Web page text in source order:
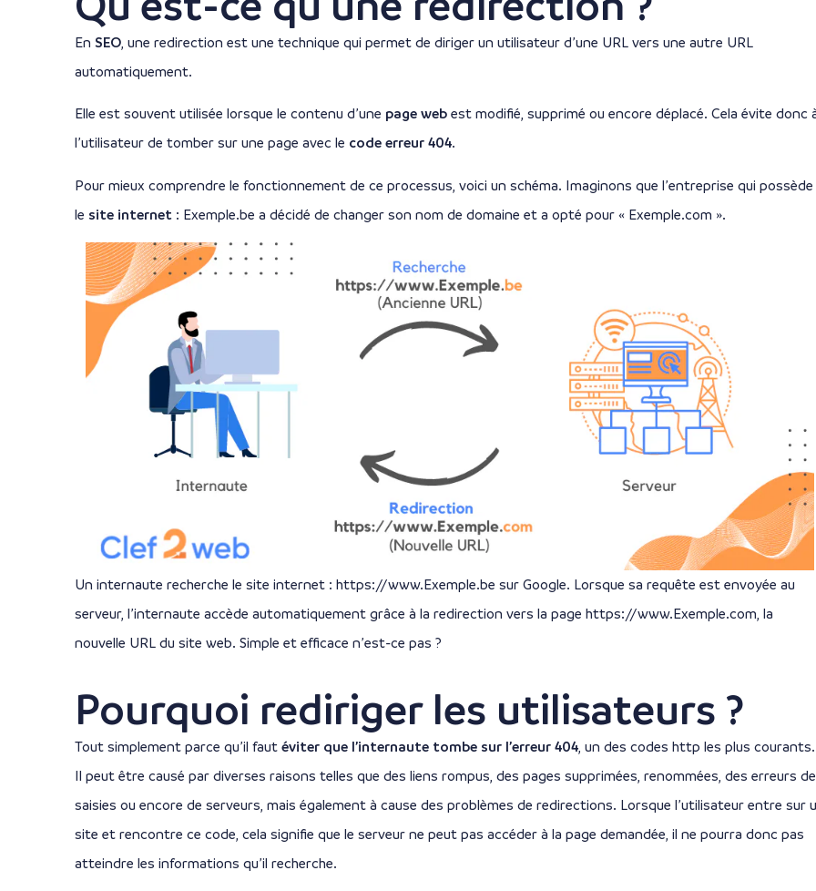
En SEO , une redirection est une technique qui permet de diriger un utilisateur d’une URL vers une autre URL
automatiquement.
Elle est souvent utilisée lorsque le contenu d’une page web est modifié, supprimé ou encore déplacé. Cela évite donc
l’utilisateur de tomber sur une page avec le code erreur 404.
Pour mieux comprendre le fonctionnement de ce processus, voici un schéma. Imaginons que l’entreprise qui possède
le site internet : Exemple.be a décidé de changer son nom de domaine et a opté pour « Exemple.com ».
Un internaute recherche le site internet : https://www.Exemple.be sur Google. Lorsque sa requête est envoyée au
serveur, l’internaute accède automatiquement grâce à la redirection vers la page https://www.Exemple.com, la
nouvelle URL du site web. Simple et efficace n’est-ce pas ?
Pourquoi rediriger les utilisateurs ?
Tout simplement parce qu’il faut éviter que l’internaute tombe sur l’erreur 404 , un des codes http les plus courants.
Il peut être causé par diverses raisons telles que des liens rompus, des pages supprimées, renommées, des erreurs de
saisies ou encore de serveurs, mais également à cause des problèmes de redirections. Lorsque l’utilisateur entre sur
site et rencontre ce code, cela signifie que le serveur ne peut pas accéder à la page demandée, il ne pourra donc pas
atteindre les informations qu’il recherche.